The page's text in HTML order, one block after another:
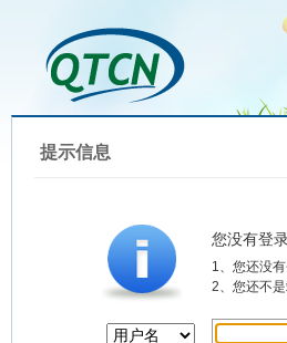
提示信息
您没有登
1、您还没
2、您还不